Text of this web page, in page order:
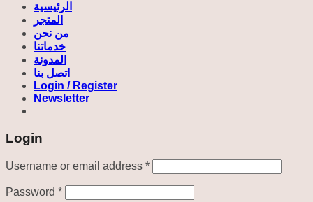
الرئيسية
المتجر
من نحن
خدماتنا
المدونة
اتصل بنا
Login / Register
Newsletter
Login
Username or email address *Required
Password *Required